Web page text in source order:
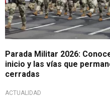
Parada Militar 2026:
inicio y las vías que
cerradas
ACTUALIDAD